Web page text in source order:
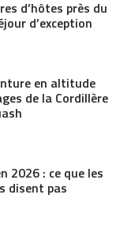
d’hôtes près du
d’exception
en altitude
de la Cordillère
2026 : ce que les
disent pas